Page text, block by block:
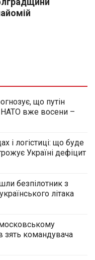
що путін
вже восени –
і логістиці: що буде
Україні дефіцит
безпілотник з
літака
зять командувача